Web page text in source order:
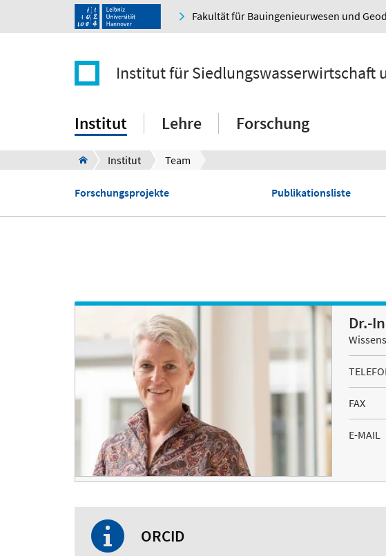
Fakultät für Bauingenieurwesen und
Institut für Siedlungswasserwirtschaft
Institut Lehre Forschung
Institut Team
Forschungsprojekte Publikationsliste
Dr.-
FAX
E-MAIL
ORCID